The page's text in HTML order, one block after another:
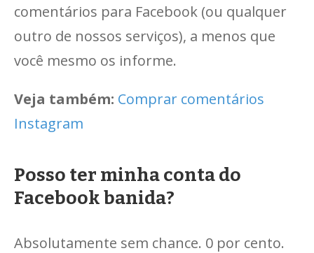
comentários para Facebook (ou qualquer
outro de nossos serviços), a menos que
você mesmo os informe.
Veja também: Comprar comentários
Instagram
Posso ter minha conta do
Facebook banida?
Absolutamente sem chance. 0 por cento.